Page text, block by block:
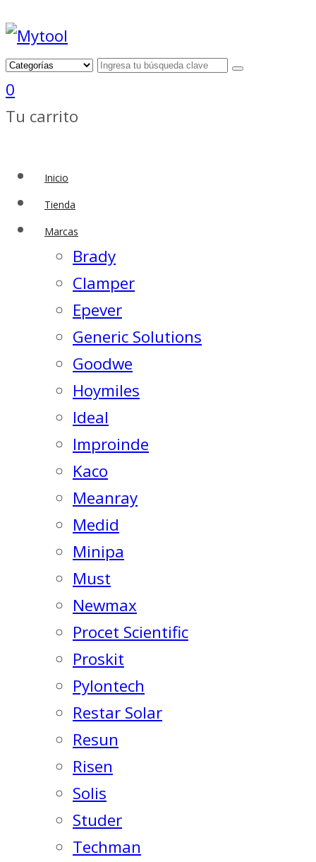
0
Tu carrito
Inicio
Tienda
Marcas
Brady
Clamper
Epever
Generic Solutions
Goodwe
Hoymiles
Ideal
Improinde
Kaco
Meanray
Medid
Minipa
Must
Newmax
Procet Scientific
Proskit
Pylontech
Restar Solar
Resun
Risen
Solis
Studer
Techman